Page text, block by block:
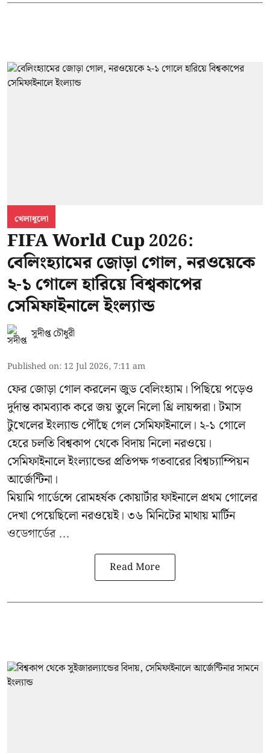
খেলাধুলো
FIFA World Cup 2026:
বেলিংহ্যামের জোড়া গোল, নরওয়েকে
২-১ গোলে হারিয়ে বিশ্বকাপের
সেমিফাইনালে ইংল্যান্ড
সুদীপ্ত চৌধুরী
Published on: 12 Jul 2026, 7:11 am
ফের জোড়া গোল করলেন জুড বেলিংহ্যাম। পিছিয়ে পড়েও
দুর্দান্ত কামব্যাক করে জয় তুলে নিলো থ্রি লায়ন্সরা। টমাস
টুখেলের ইংল্যান্ড পৌঁছে গেল সেমিফাইনালে। ২-১ গোলে
হেরে চলতি বিশ্বকাপ থেকে বিদায় নিলো নরওয়ে।
সেমিফাইনালে ইংল্যান্ডের প্রতিপক্ষ গতবারের বিশ্বচ্যাম্পিয়ন
আর্জেন্টিনা।
মিয়ামি গার্ডেন্সে রোমহর্ষক কোয়ার্টার ফাইনালে প্রথম গোলের
দেখা পেয়েছিলো নরওয়েই। ৩৬ মিনিটের মাথায় মার্টিন
ওডেগার্ডের ...
Read More